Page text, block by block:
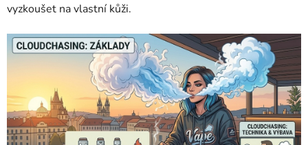
vyzkoušet na vlastní kůži.